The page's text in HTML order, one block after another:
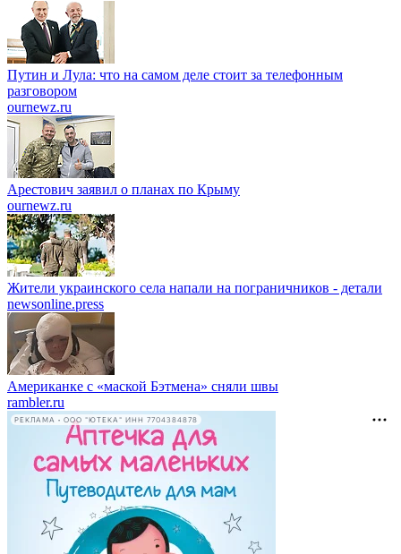
Путин и Лула: что на самом деле стоит за телефонным
разговором
ournewz.ru
Арестович заявил о планах по Крыму
ournewz.ru
Жители украинского села напали на пограничников - детали
newsonline.press
Американке с «маской Бэтмена» сняли швы
rambler.ru
РЕКЛАМА • ООО "ЮТЕКА" ИНН 7704384878